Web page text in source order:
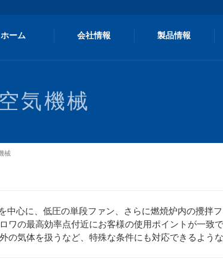
ホーム 会社情報 製品情報
気機械
械
中心に、低圧の単段ファン、さらに燃焼炉内の攪拌
ワの最高効率点付近にお客様の使用ポイントが一致
の気体を扱うなど、特殊な条件にも対応できるよう